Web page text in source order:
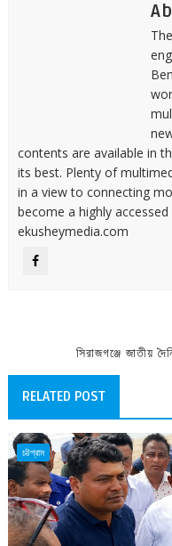
contents are available in
its best. Plenty of
in a view to connecting
become a highly
ekusheymedia.com
সিরাজগঞ্জে জাতীয়
RELATED POST
চট্টগ্রাম